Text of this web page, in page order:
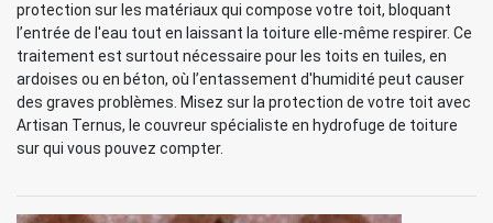
protection sur les matériaux qui compose votre toit, bloquant
l’entrée de l'eau tout en laissant la toiture elle-même respirer. Ce
traitement est surtout nécessaire pour les toits en tuiles, en
ardoises ou en béton, où l’entassement d'humidité peut causer
des graves problèmes. Misez sur la protection de votre toit avec
Artisan Ternus, le couvreur spécialiste en hydrofuge de toiture
sur qui vous pouvez compter.